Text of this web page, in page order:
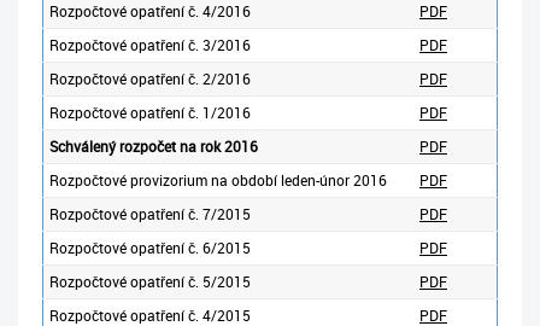
Rozpočtové opatření č. 4/2016
PDF
Rozpočtové opatření č. 3/2016
PDF
Rozpočtové opatření č. 2/2016
PDF
Rozpočtové opatření č. 1/2016
PDF
Schválený rozpočet na rok 2016
PDF
Rozpočtové provizorium na období leden-únor 2016
PDF
Rozpočtové opatření č. 7/2015
PDF
Rozpočtové opatření č. 6/2015
PDF
Rozpočtové opatření č. 5/2015
PDF
Rozpočtové opatření č. 4/2015
PDF